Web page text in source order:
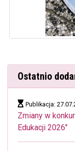
Ostatnio
Publikacja:
Zmiany w
Edukacji 2026"